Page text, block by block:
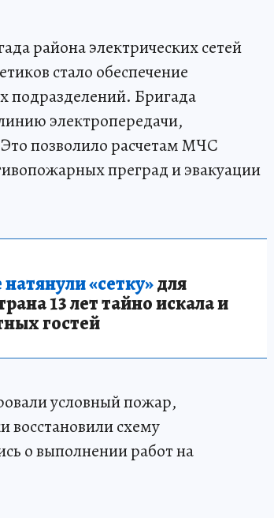
района электрических сетей
стало обеспечение
подразделений. Бригада
электропередачи,
позволило расчетам МЧС
преград и эвакуации
«сетку»для
13 лет тайно искала и
гостей
условный пожар,
восстановили схему
о выполнении работ на